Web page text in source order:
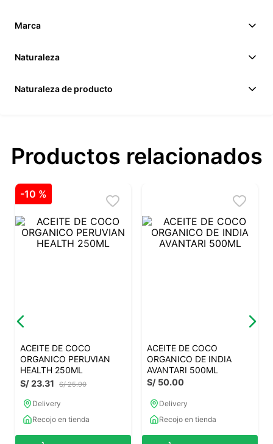
Marca
Naturaleza
Naturaleza de producto
Productos relacionados
ORGANICO PERUVIAN
HEALTH 250ML
Delivery
Recojo en tienda
Añadir al carrito
Delivery
Recojo en tienda
Añadir al carrito